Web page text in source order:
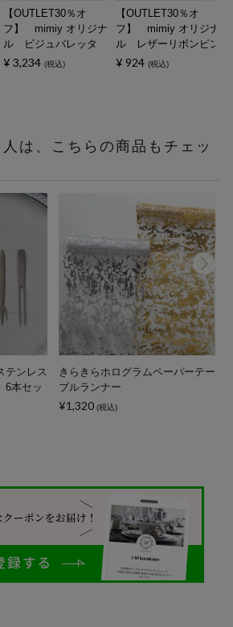
【OUTLET30％オ
フ】 mimiy オリジナ
ル ビジュバレッタ
¥ 3,234 税込
【OUTLET30％オ
フ】 mimiy オリジナ
ル レザーリボンピン
¥ 924 税込
は、こちらの商品もチェッ
テンレス
本セッ
きらきらホログラムペーパーテー
ブルランナー
¥1,320 (税込)